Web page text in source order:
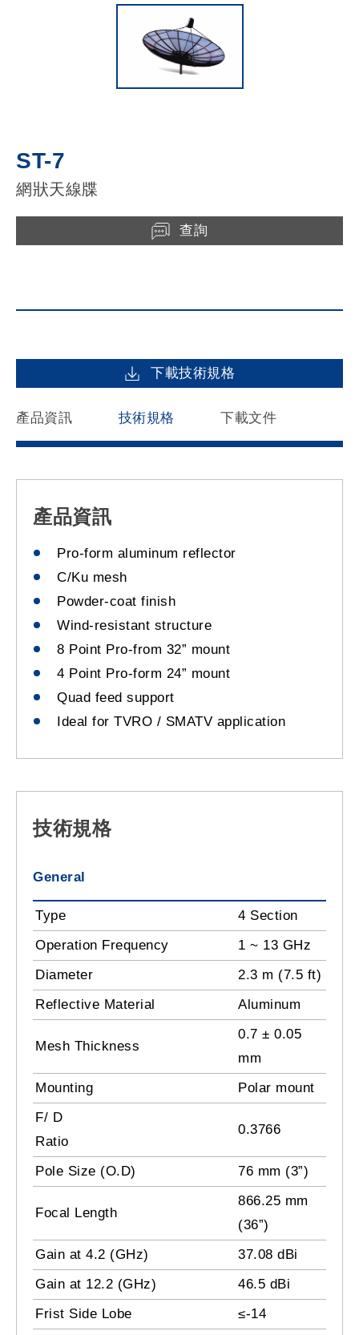
ST-7
網狀天線牒
查詢
下載技術規格
產品資訊 技術規格 下載文件
產品資訊
Pro-form aluminum reflector
C/Ku mesh
Powder-coat finish
Wind-resistant structure
8 Point Pro-from 32” mount
4 Point Pro-form 24” mount
Quad feed support
Ideal for TVRO / SMATV application
技術規格
General
Type
4 Section
Operation Frequency
1 ~ 13 GHz
Diameter
2.3 m (7.5 ft)
Reflective Material
Aluminum
Mesh Thickness
0.7 ± 0.05
mm
Mounting
Polar mount
F/ D
Ratio
0.3766
Pole Size (O.D) 76 mm (3”)
Focal Length
866.25 mm
(36”)
Gain at 4.2 (GHz)
37.08 dBi
Gain at 12.2 (GHz)
46.5 dBi
Frist Side Lobe
≤-14